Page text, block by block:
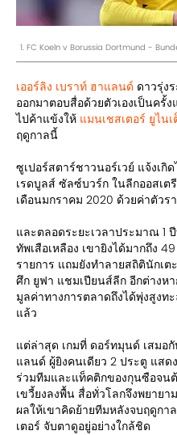
1. FC Koeln v Borussia Dortmund -
เออร์ลิง เบราท์ ฮาแลนด์ ดาวรุ่ง
ออกมาตอบสื่อด้วยตัวเองเป็นครั้
ไปค้าแข้งให้ แมนเชสเตอร์ ยูไนเ
ฤดูกาลนี้
ซูเปอร์สตาร์ชาวนอร์เวย์ แจ้งเกิ
เรดบูลส์ ซัลซ์บวร์ก ในลีกออสเ
เดือนมกราคม 2020 ด้วยค่าตัว
และตลอดระยะเวลาประมาณ 1
ทัพเสือเหลือง เขายิงได้มากถึง
รายการ แถมยังทำลายสถิตินักเ
ศึก ยูฟา แชมเปียนส์ลีก อีกต่างห
มูลค่าทางการตลาดถึงได้พุ่งสูงท
แล้ว
แต่ล่าสุด เกมที่ ดอร์ทมุนด์ เสมอ
แลนด์ ผู้ยิงคนเดียว 2 ประตู แสด
ร่วมทีมและแท็คติกของกุนซือจน
เขวี้ยงลงพื้น สื่อทั่วโลกจึงพยาย
ผลให้เขาคิดย้ายทีมหลังจบฤดูกา
เตอร์ จับตาดูอยู่อย่างใกล้ชิด